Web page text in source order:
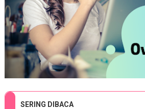
SERING DIBACA